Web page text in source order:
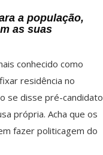
a população,
as suas
conhecido como
residência no
se disse pré-candidato
própria. Acha que os
fazer politicagem do